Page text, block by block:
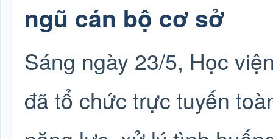
ngũ cán bộ cơ sở
Sáng ngày 23/5, Học
đã tổ chức trực tuyến